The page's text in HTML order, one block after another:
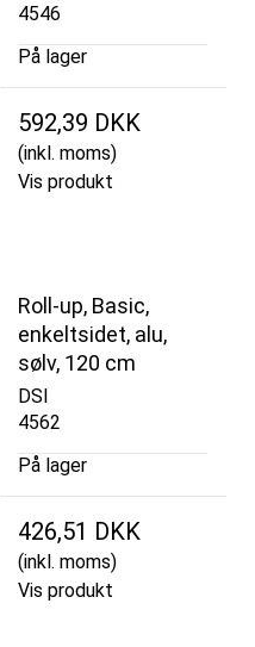
4546
På lager
592,39 DKK
(inkl. moms)
Vis produkt
Roll-up, Basic,
enkeltsidet, alu,
sølv, 120 cm
DSI
4562
På lager
426,51 DKK
(inkl. moms)
Vis produkt